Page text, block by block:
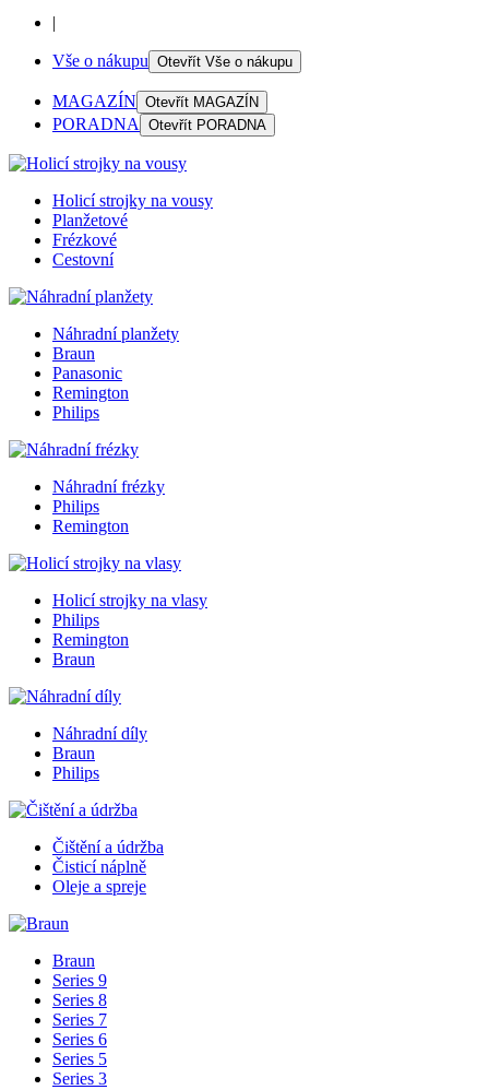
|
Vše o nákupu Otevřít Vše o nákupu
MAGAZÍN Otevřít MAGAZÍN
PORADNA Otevřít PORADNA
Holicí strojky na vousy
Planžetové
Frézkové
Cestovní
Náhradní planžety
Braun
Panasonic
Remington
Philips
Náhradní frézky
Philips
Remington
Holicí strojky na vlasy
Philips
Remington
Braun
Náhradní díly
Braun
Philips
Čištění a údržba
Čisticí náplně
Oleje a spreje
Braun
Series 9
Series 8
Series 7
Series 6
Series 5
Series 3